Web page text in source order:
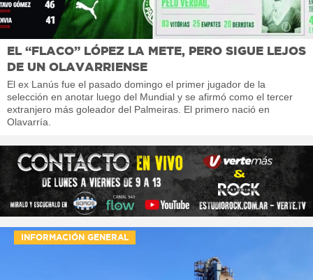
EL “FLACO” LÓPEZ LA METE, PERO SIGUE LEJOS
DE UN OLAVARRIENSE
El ex Lanús fue el pasado domingo el primer jugador de la
selección en anotar luego del Mundial y se afirmó como el tercer
extranjero más goleador del Palmeiras. El primero nació en
Olavarría.
INFORMACIÓN GENERAL